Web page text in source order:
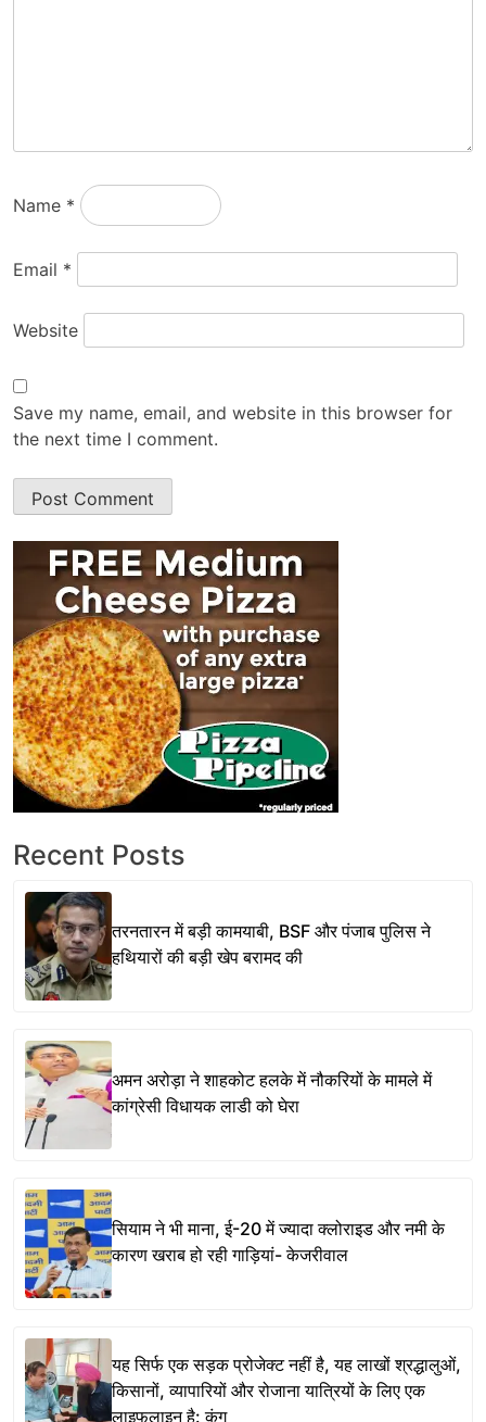
Name *
Email *
Website
Save my name, email, and website in this browser for
the next time I comment.
Recent Posts
तरनतारन में बड़ी कामयाबी, BSF और पंजाब पुलिस ने
हथियारों की बड़ी खेप बरामद की
अमन अरोड़ा ने शाहकोट हलके में नौकरियों के मामले में
कांग्रेसी विधायक लाडी को घेरा
सियाम ने भी माना, ई-20 में ज्यादा क्लोराइड और नमी के
कारण खराब हो रही गाड़ियां- केजरीवाल
यह सिर्फ एक सड़क प्रोजेक्ट नहीं है, यह लाखों श्रद्धालुओं,
किसानों, व्यापारियों और रोजाना यात्रियों के लिए एक
लाइफलाइन है: कंग